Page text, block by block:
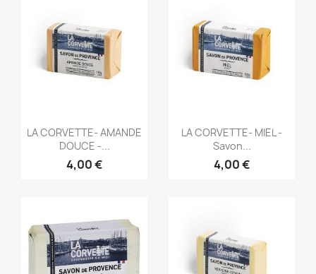
Aperçu rapide
LA CORVETTE- AMANDE
DOUCE -...
4,00 €
Aperçu rapide
LA CORVETTE- MIEL -
Savon...
4,00 €